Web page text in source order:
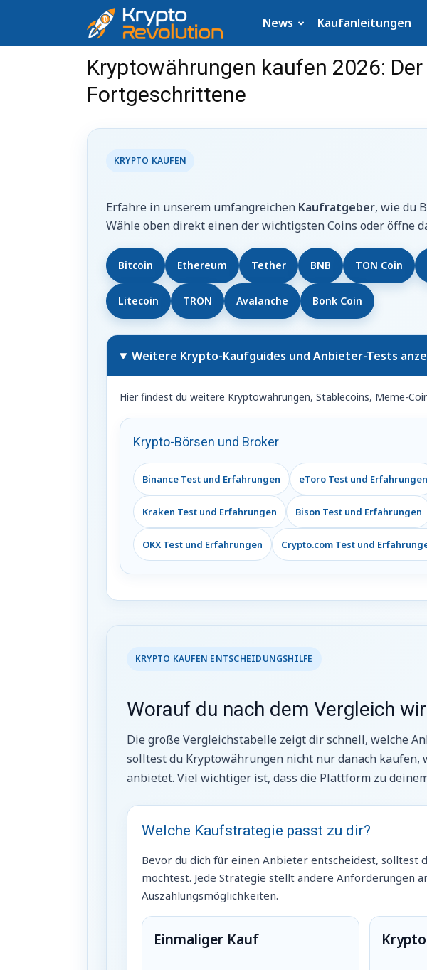
Krypto
News:
Aktuelle
Neuigkeiten
Bitcoin,
XRP,
Dogecoin,
Cardano,
IOTA
und
VeChain
News Kaufanleitungen
Kryptowährungen kaufen 2026:
Fortgeschrittene
KRYPTO KAUFEN
Erfahre in unserem umfangreichen Kaufratgeber, wie du
Wähle oben direkt einen der wichtigsten Coins oder öffne
Bitcoin Ethereum Tether BNB TON Coin
Litecoin TRON Avalanche Bonk Coin
Weitere Krypto-Kaufguides und Anbieter-Tests
Hier findest du weitere Kryptowährungen, Stablecoins, Meme-
Krypto-Börsen und Broker
Binance Test und Erfahrungen eToro Test und Erfahrungen
Kraken Test und Erfahrungen Bison Test und Erfahrungen
OKX Test und Erfahrungen Crypto.com Test und
KRYPTO KAUFEN ENTSCHEIDUNGSHILFE
Worauf du nach dem Vergleich
Die große Vergleichstabelle zeigt dir schnell, welche
solltest du Kryptowährungen nicht nur danach
anbietet. Viel wichtiger ist, dass die Plattform zu
Welche Kaufstrategie passt zu dir?
Bevor du dich für einen Anbieter entscheidest, solltest
möchtest. Jede Strategie stellt andere Anforderungen
Auszahlungsmöglichkeiten.
Einmaliger Kauf